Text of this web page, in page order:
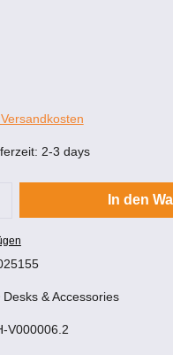
2-3 days
Gib den In den
& Accessories
V000006.2